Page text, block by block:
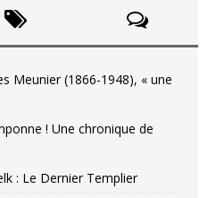
Meunier (1866-1948), « une
! Une chronique de
: Le Dernier Templier